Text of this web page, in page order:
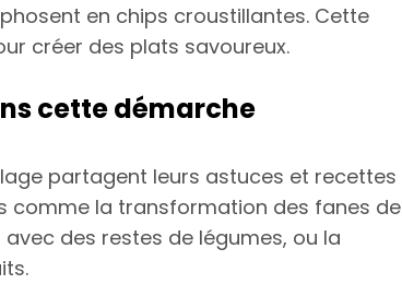
en chips croustillantes. Cette
créer des plats savoureux.
cette démarche
partagent leurs astuces et recettes
comme la transformation des fanes de
des restes de légumes, ou la